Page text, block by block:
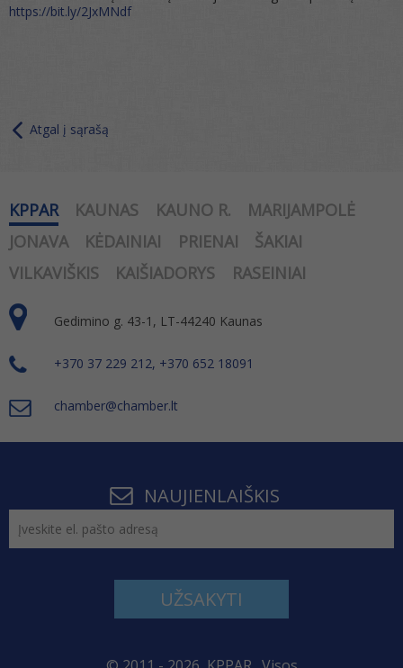
https://bit.ly/2JxMNdf
Atgal į sąrašą
KPPAR KAUNAS KAUNO R.
MARIJAMPOLĖ
JONAVA
KĖDAINIAI PRIENAI
ŠAKIAI
VILKAVIŠKIS
KAIŠIADORYS RASEINIAI
Gedimino g. 43-1, LT-44240 Kaunas
+370 37 229 212, +370 652 18091
chamber@chamber.lt
NAUJIENLAIŠKIS
UŽSAKYTI